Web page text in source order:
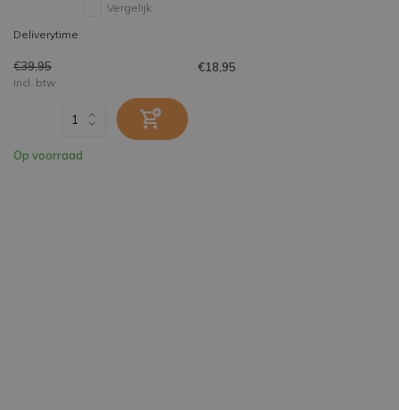
Vergelijk
Deliverytime
€39,95 €18,95
Incl. btw
Op voorraad